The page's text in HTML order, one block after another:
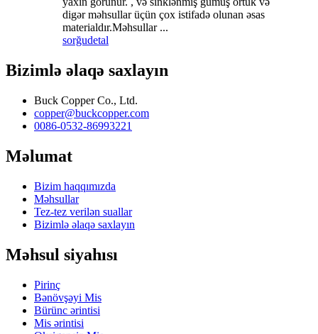
digər məhsullar üçün çox istifadə olunan əsas
materialdır.Məhsullar ...
sorğudetal
Bizimlə əlaqə saxlayın
Buck Copper Co., Ltd.
copper@buckcopper.com
0086-0532-86993221
Məlumat
Bizim haqqımızda
Məhsullar
Tez-tez verilən suallar
Bizimlə əlaqə saxlayın
Məhsul siyahısı
Pirinç
Bənövşəyi Mis
Bürünc ərintisi
Mis ərintisi